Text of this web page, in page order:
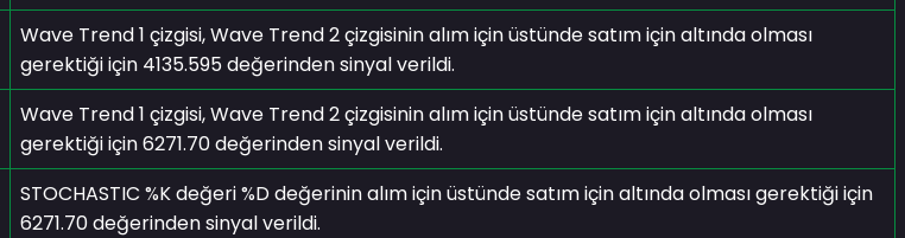
Wave Trend 1 çizgisi, Wave Trend 2 çizgisinin alım için üstünde satım için altında olması
gerektiği için 4135.595 değerinden sinyal verildi.
Wave Trend 1 çizgisi, Wave Trend 2 çizgisinin alım için üstünde satım için altında olması
gerektiği için 6271.70 değerinden sinyal verildi.
STOCHASTIC %K değeri %D değerinin alım için üstünde satım için altında olması gerektiği için
6271.70 değerinden sinyal verildi.